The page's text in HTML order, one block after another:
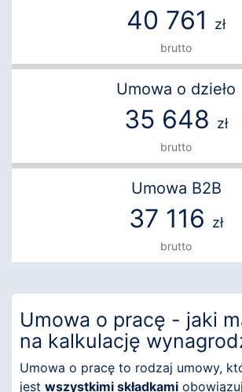
40 761 zł
brutto
Umowa o dzieło
35 648 zł
brutto
Umowa B2B
37 116 zł
brutto
Umowa o pracę - jaki
na kalkulację
Umowa o pracę to rodzaj umowy,
jest wszystkimi składkami